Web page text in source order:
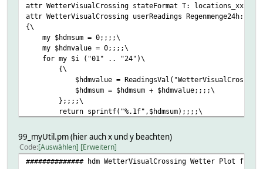
attr WetterVisualCrossing stateFormat T:
attr WetterVisualCrossing userReadings
{\
my $hdmsum = 0;;;;\
my $hdmvalue = 0;;;;\
for my $i ("01" .. "24")\
{\
$hdmvalue = ReadingsVal("WetterVisualCrossing",
$hdmsum = $hdmsum + $hdmvalue;;;;\
};;;;\
return sprintf("%.1f",$hdmsum);;;;\
{\
my $hdmvalue = 0;;;;\
my $hdmzwischen = 0;;;;\
99_myUtil.pm (hier auch x und y beachten)
Code Auswählen Erweitern
############## hdm WetterVisualCrossing Wetter Plot